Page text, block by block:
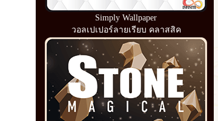
Simply Wallpaper
วอลเปเปอร์ลายเรียบ คลาสสิค